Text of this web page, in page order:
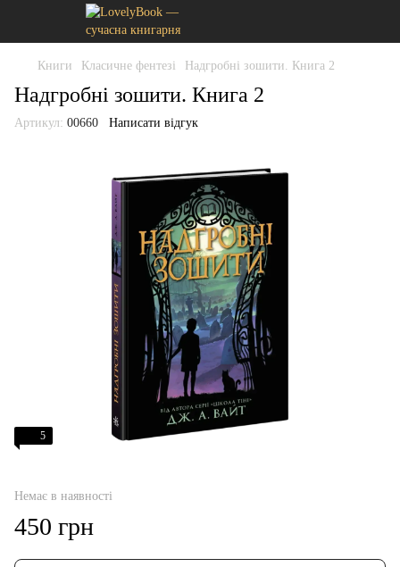
Книги Класичне фентезі Надгробні зошити. Книга 2
Надгробні зошити. Книга 2
Артикул: 00660 Написати відгук
5
Немає в наявності
450 грн